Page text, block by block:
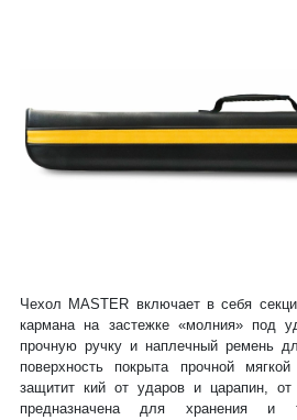
Чехол MASTER включает в себя
кармана на застежке «молния» под
прочную ручку и наплечный ремень
поверхность покрыта прочной
защитит кий от ударов и царапин,
предназначена для хранения и